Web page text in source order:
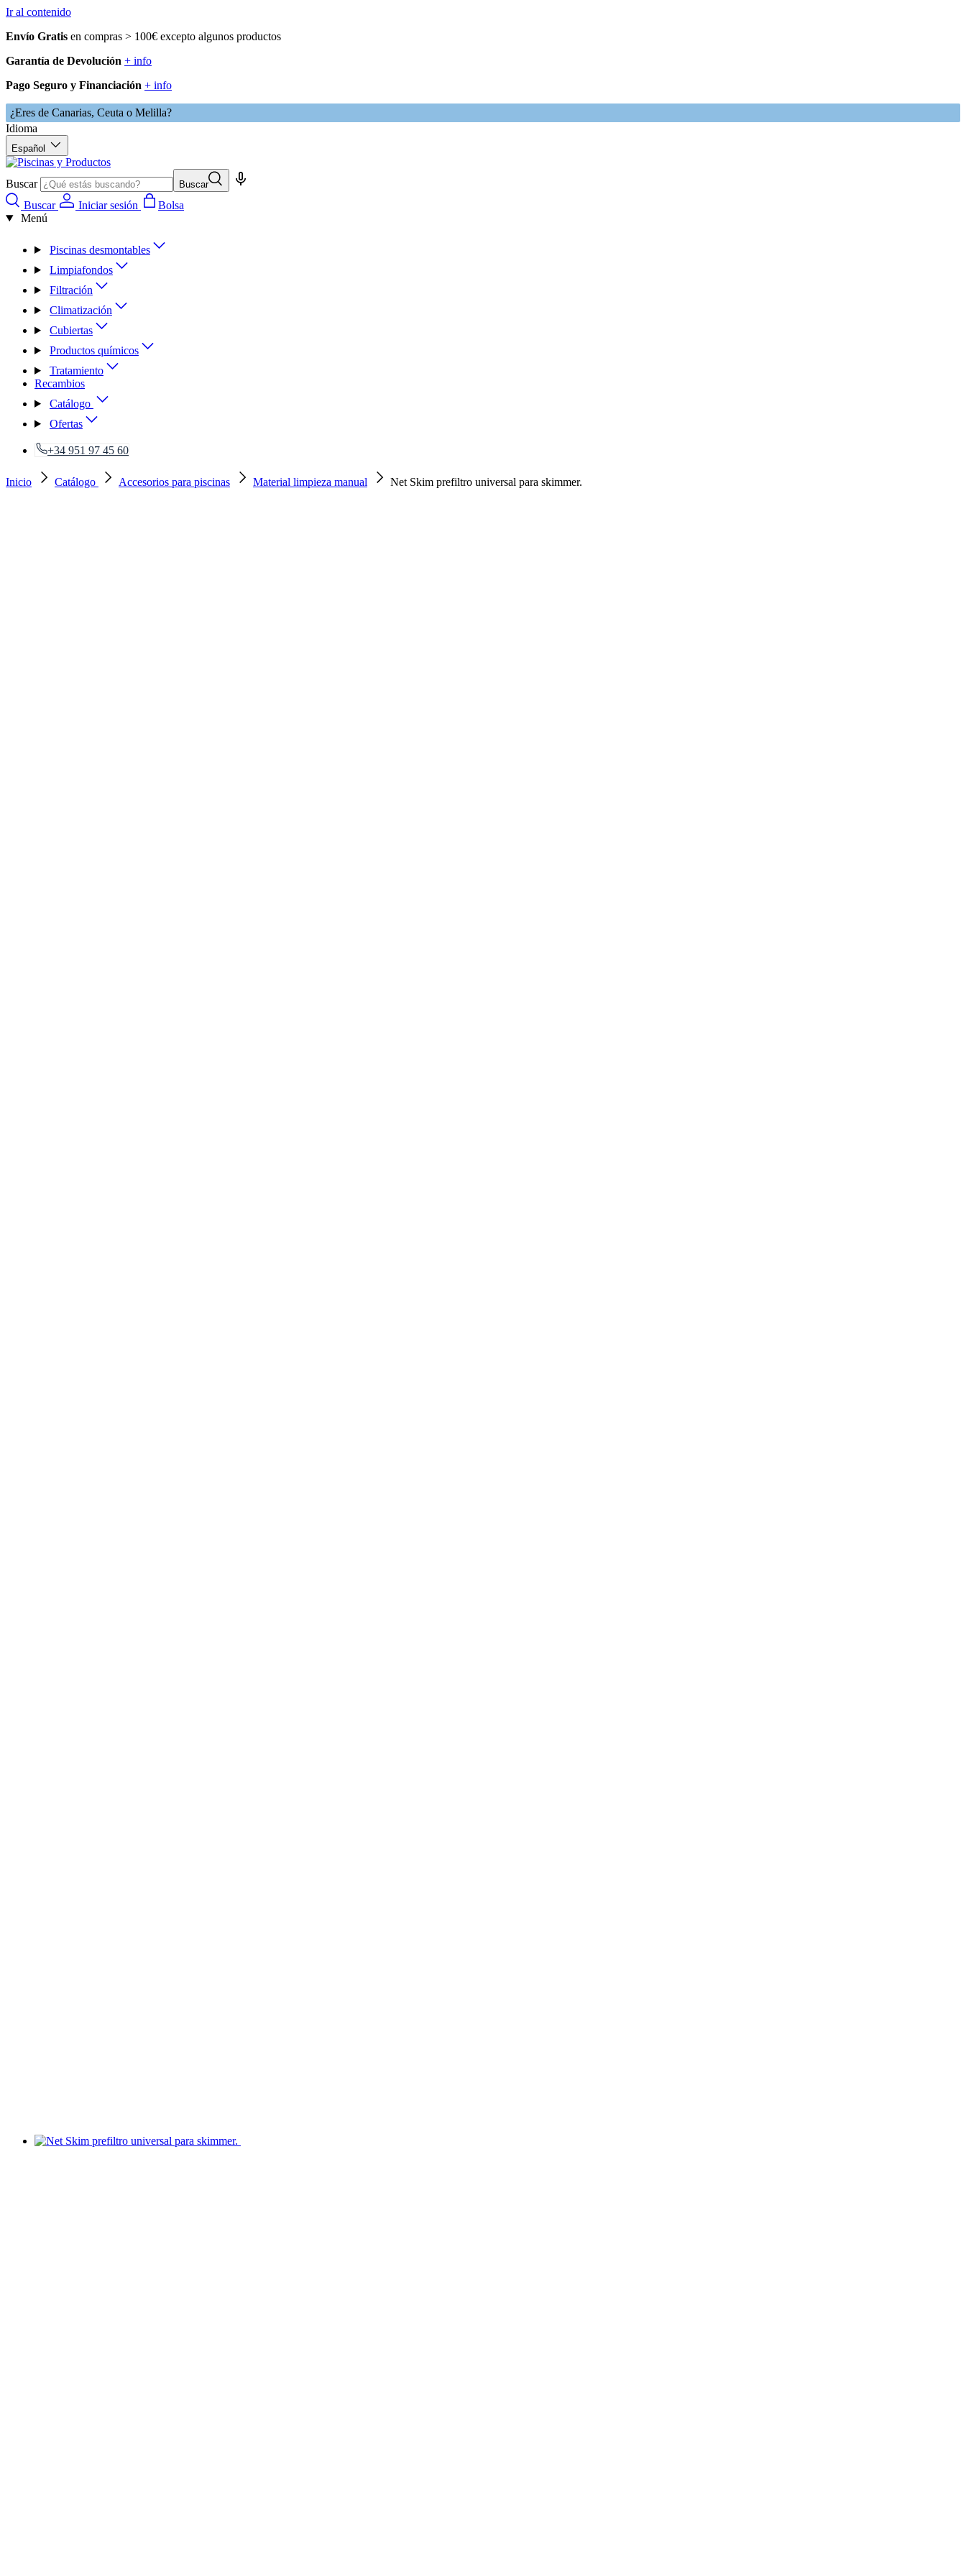
Ir al contenido
Envío Gratis en compras > 100€ excepto algunos productos
Garantía de Devolución + info
Pago Seguro y Financiación + info
¿Eres de Canarias, Ceuta o Melilla?
Idioma
Español
Buscar Buscar
Buscar Iniciar sesión
Bolsa
Menú
Piscinas desmontables
Limpiafondos
Filtración
Climatización
Cubiertas
Productos químicos
Tratamiento
Recambios
Catálogo
Ofertas
+34 951 97 45 60
Inicio Catálogo Accesorios para piscinas Material limpieza manual Net Skim prefiltro universal para skimmer.